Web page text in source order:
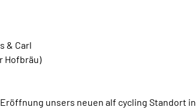
& Carl
Hofbräu)
unsers neuen alf cycling Standort in